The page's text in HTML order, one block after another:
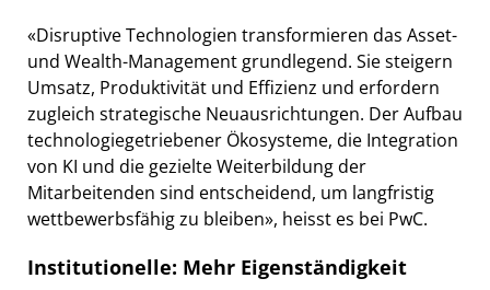
«Disruptive Technologien transformieren das Asset-
und Wealth-Management grundlegend. Sie steigern
Umsatz, Produktivität und Effizienz und erfordern
zugleich strategische Neuausrichtungen. Der Aufbau
technologiegetriebener Ökosysteme, die Integration
von KI und die gezielte Weiterbildung der
Mitarbeitenden sind entscheidend, um langfristig
wettbewerbsfähig zu bleiben», heisst es bei PwC.
Institutionelle: Mehr Eigenständigkeit